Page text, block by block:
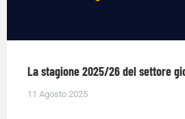
La stagione 2025/26 del settore
11 Agosto 2025